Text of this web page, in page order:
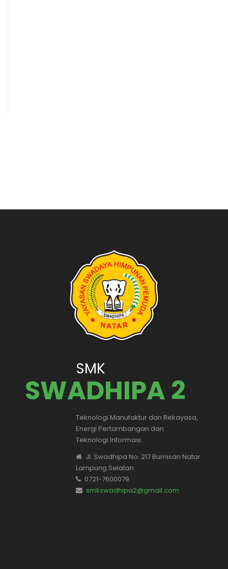
SMK
SWADHIPA 2
Teknologi Manufaktur dan Rekayasa,
Energi Pertambangan dan
Teknologi Informasi.
Jl. Swadhipa No. 217 Bumisari Natar
Lampung Selatan
0721-7600079
smkswadhipa2@gmail.com